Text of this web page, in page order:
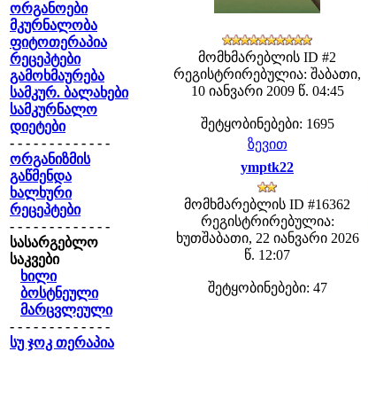
ორგანოები
მკურნალობა
ფიტოთერაპია
რეცეპტები
გამოხმაურება
სამკურ. ბალახები
სამკურნალო
დიეტები
- - - - - - - - - - - - -
ორგანიზმის
გაწმენდა
ხალხური
რეცეპტები
- - - - - - - - - - - - -
სასარგებლო
საკვები
ხილი
ბოსტნეული
მარცვლეული
- - - - - - - - - - - - -
სუ ჯოკ თერაპია
მომხმარებლის ID #2
რეგისტრირებულია: შაბათი,
10 იანვარი 2009 წ. 04:45
შეტყობინებები: 1695
ზევით
ymptk22
მომხმარებლის ID #16362
რეგისტრირებულია:
ხუთშაბათი, 22 იანვარი 2026
წ. 12:07
შეტყობინებები: 47